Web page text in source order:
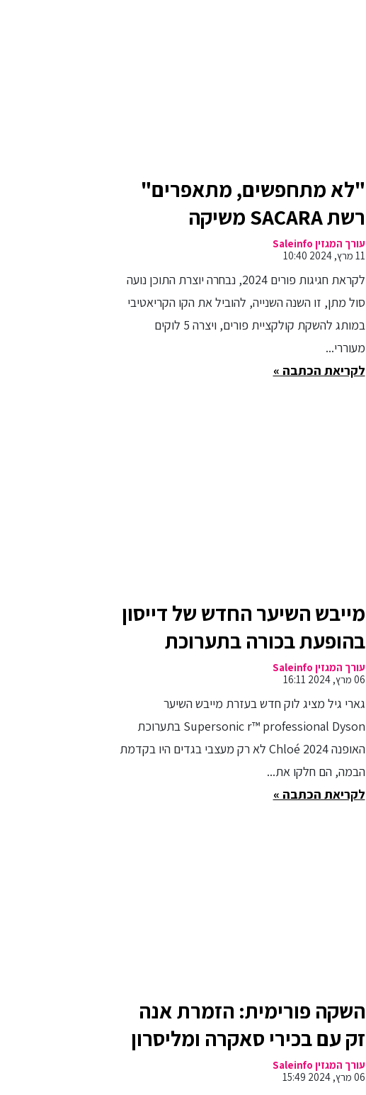
"לא מתחפשים, מתאפרים"
רשת SACARA משיקה
קולקציית לוקים והשראות
לפורים לשנת 2024 בשת"פ
עם יוצרת התוכן נועה סול מתן
+ טיפים כיצד להכין בבית
תחפושת גלקסיה באמצעות
איפור בלבד
עורך המגזין Saleinfo
11 מרץ, 2024 10:40
לקראת חגיגות פורים 2024, נבחרה יוצרת התוכן נועה
סול מתן, זו השנה השנייה, להוביל את הקו הקריאטיבי
במותג להשקת קולקציית פורים, ויצרה 5 לוקים
מעוררי...
לקריאת הכתבה »
מייבש השיער החדש של דייסון
בהופעת בכורה בתערוכת
האופנה Chloé בפריז
עורך המגזין Saleinfo
06 מרץ, 2024 16:11
גארי גיל מציג לוק חדש בעזרת מייבש השיער
Supersonic r™ professional Dyson בתערוכת
האופנה Chloé 2024 לא רק מעצבי בגדים היו בקדמת
הבמה, הם חלקו את...
לקריאת הכתבה »
השקה פורימית: הזמרת אנה
זק עם בכירי סאקרה ומליסרון
משיקים חנות קונספט לחג
עורך המגזין Saleinfo
06 מרץ, 2024 15:49